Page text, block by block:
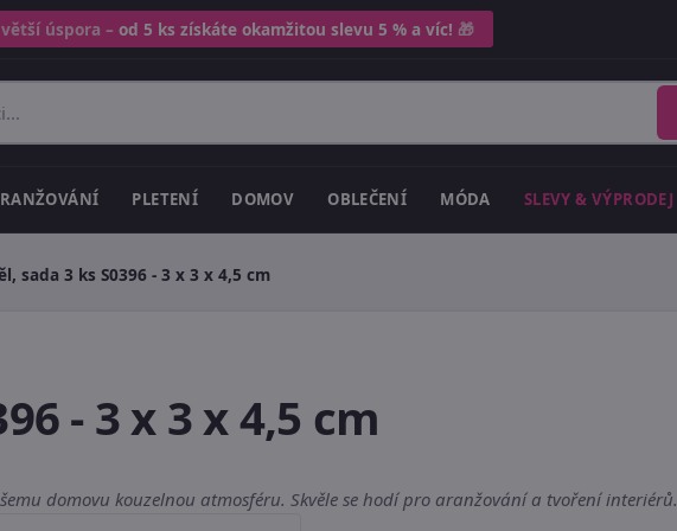
úspora – od 5 ks získáte okamžitou slevu 5 % a víc! 🎁
PLETENÍ DOMOV OBLEČENÍ MÓDA SLEVY & VÝPRODEJ
sada 3 ks S0396 - 3 x 3 x 4,5 cm
- 3 x 3 x 4,5 cm
domovu kouzelnou atmosféru. Skvěle se hodí pro aranžování a tvoření interiérů.